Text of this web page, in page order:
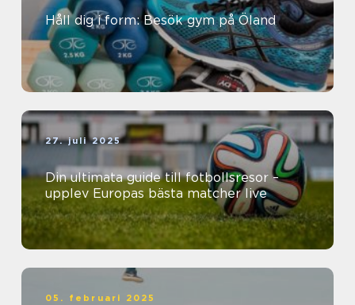
Håll dig i form: Besök gym på Öland
27. juli 2025
Din ultimata guide till fotbollsresor –
upplev Europas bästa matcher live
05. februari 2025